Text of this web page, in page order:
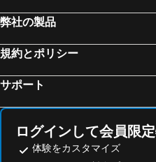
Varcaturo, hotels with parking
Santa Maria Capua Vetere, hotels with parking
チェルコラ, hotels with parking
弊社の製品
規約とポリシー
サポート
ログインして会員限
体験をカスタマイズ